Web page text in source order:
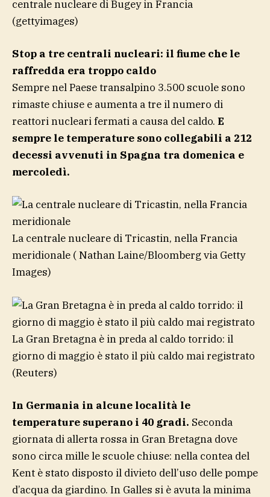
centrale nucleare di Bugey in Francia
(gettyimages)
Stop a tre centrali nucleari: il fiume che le
raffredda era troppo caldo
Sempre nel Paese transalpino 3.500 scuole sono
rimaste chiuse e aumenta a tre il numero di
reattori nucleari fermati a causa del caldo. E
sempre le temperature sono collegabili a 212
decessi avvenuti in Spagna tra domenica e
mercoledì.
La centrale nucleare di Tricastin, nella Francia
meridionale ( Nathan Laine/Bloomberg via Getty
Images)
La Gran Bretagna è in preda al caldo torrido: il
giorno di maggio è stato il più caldo mai registrato
(Reuters)
In Germania in alcune località le
temperature superano i 40 gradi. Seconda
giornata di allerta rossa in Gran Bretagna dove
sono circa mille le scuole chiuse: nella contea del
Kent è stato disposto il divieto dell’uso delle pompe
d’acqua da giardino. In Galles si è avuta la minima